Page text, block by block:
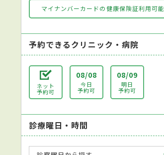
マイナンバーカードの健康保険証利用可能
予約できるクリニック・病院
ネット
予約可
08/08
今日
予約可
08/09
明日
予約可
診療曜日・時間